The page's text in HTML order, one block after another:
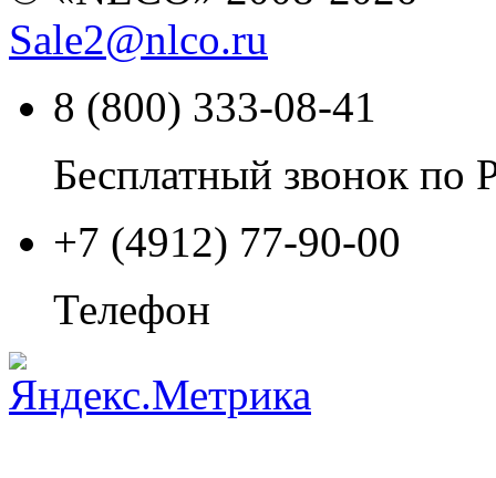
Sale2@nlco.ru
8 (800) 333-08-41
Бесплатный звонок по
+7 (4912) 77-90-00
Телефон